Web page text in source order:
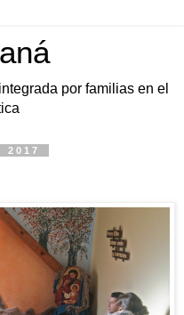
por familias en el
2017